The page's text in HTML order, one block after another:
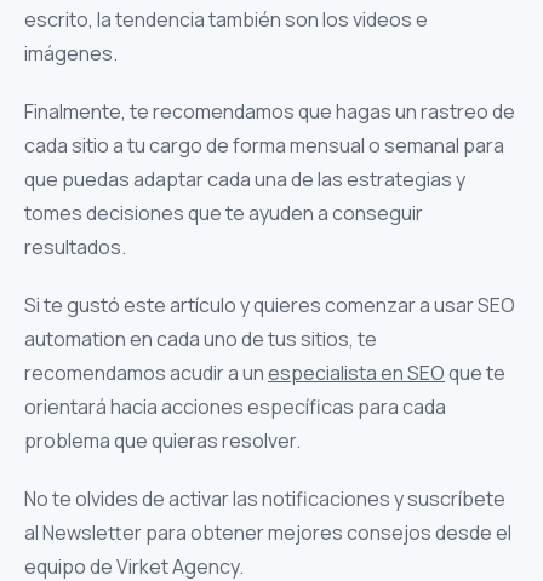
escrito, la tendencia también son los videos e
imágenes.
Finalmente, te recomendamos que hagas un rastreo de
cada sitio a tu cargo de forma mensual o semanal para
que puedas adaptar cada una de las estrategias y
tomes decisiones que te ayuden a conseguir
resultados.
Si te gustó este artículo y quieres comenzar a usar SEO
automation en cada uno de tus sitios, te
recomendamos acudir a unespecialista en SEOque te
orientará hacia acciones específicas para cada
problema que quieras resolver.
No te olvides de activar las notificaciones y suscríbete
al Newsletter para obtener mejores consejos desde el
equipo de Virket Agency.